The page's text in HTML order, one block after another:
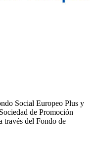
Social Europeo Plus y
de Promoción
través del Fondo de